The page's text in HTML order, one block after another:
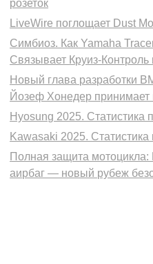
розеток
LiveWire поглощает Dust
Симбиоз. Как Yamaha
Связывает Круиз-Контроль
Новый глава разработки
Йозеф Хонедер принимает
Hyosung 2025. Статистика
Kawasaki 2025.
Полная защита
аирбаг — новый рубеж